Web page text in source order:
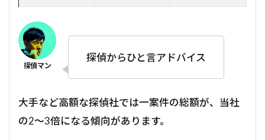
探偵からひと言アドバイス
大手など高額な探偵社では一案件の総額が、当社
の2～3倍になる傾向があります。